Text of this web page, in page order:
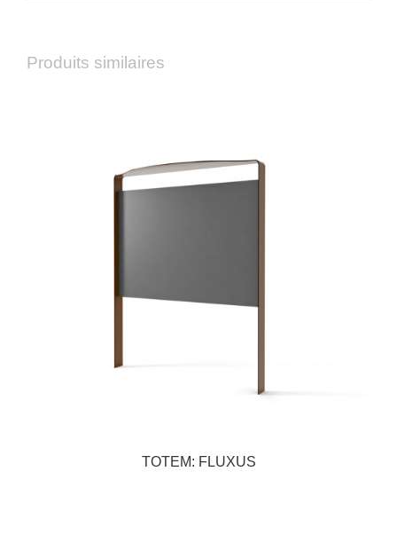
Produits similaires
TOTEM: FLUXUS